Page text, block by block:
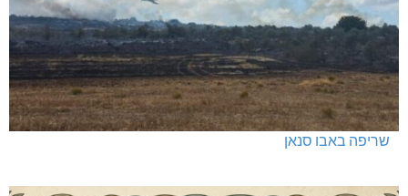
שריפה באבו סנאן